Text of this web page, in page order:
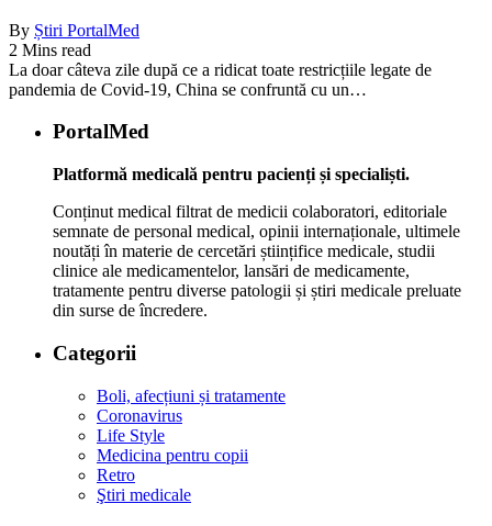
By Știri PortalMed
2 Mins read
La doar câteva zile după ce a ridicat toate restricțiile legate de
pandemia de Covid-19, China se confruntă cu un…
PortalMed
Platformă medicală pentru pacienți și specialiști.
Conținut medical filtrat de medicii colaboratori, editoriale
semnate de personal medical, opinii internaționale, ultimele
noutăți în materie de cercetări științifice medicale, studii
clinice ale medicamentelor, lansări de medicamente,
tratamente pentru diverse patologii și știri medicale preluate
din surse de încredere.
Categorii
Boli, afecțiuni și tratamente
Coronavirus
Life Style
Medicina pentru copii
Retro
Ştiri medicale